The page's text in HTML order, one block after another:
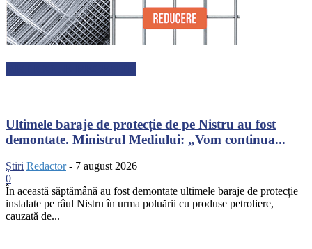
Ultimele baraje de protecție de pe Nistru au fost
demontate. Ministrul Mediului: „Vom continua...
Știri Redactor - 7 august 2026
0
În această săptămână au fost demontate ultimele baraje de protecție
instalate pe râul Nistru în urma poluării cu produse petroliere,
cauzată de...